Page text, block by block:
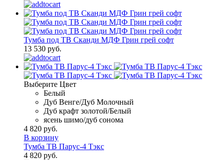
Тумба под ТВ Сканди МДФ Грин грей софт
13 530 руб.
Выберите Цвет
Белый
Дуб Венге/Дуб Молочный
Дуб крафт золотой/Белый
ясень шимо/дуб сонома
4 820 руб.
В корзину
Тумба ТВ Парус-4 Тэкс
4 820 руб.